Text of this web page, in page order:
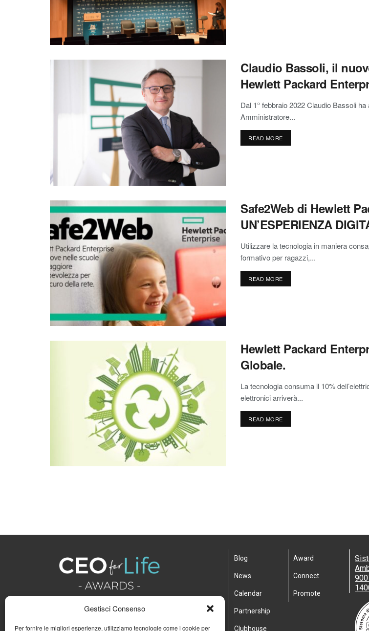
Gestisci Consenso
Per fornire le migliori esperienze, utilizziamo tecnologie come i cookie per
Claudio Bassoli, il
Hewlett Packard
Dal 1° febbraio 2022 Claudio Bassoli
Amministratore...
READ MORE
Safe2Web di Hewlett
UN’ESPERIENZA
Utilizzare la tecnologia in maniera
formativo per ragazzi,...
READ MORE
Hewlett Packard
Globale.
La tecnologia consuma il 10%
elettronici arriverà...
READ MORE
Blog
News
Calendar
Partnership
Clubhouse
Award
Connect
Promote